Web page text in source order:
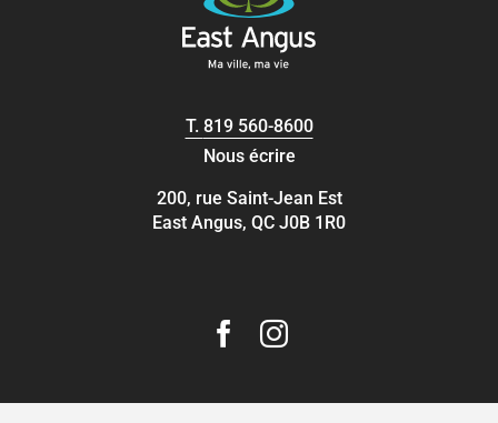
T. 819 560-8600
Nous écrire
200, rue Saint-Jean Est
East Angus, QC J0B 1R0